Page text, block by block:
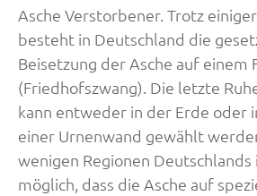
Asche Verstorbener. Trotz
besteht in Deutschland die
Beisetzung der Asche auf einem
(Friedhofszwang). Die letzte
kann entweder in der Erde oder
einer Urnenwand gewählt
wenigen Regionen Deutschlands
möglich, dass die Asche auf